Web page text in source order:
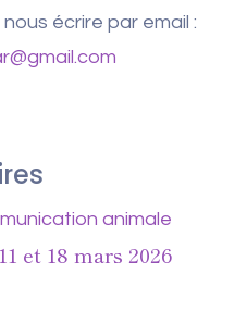
écrire par email :
et 18 mars 2026